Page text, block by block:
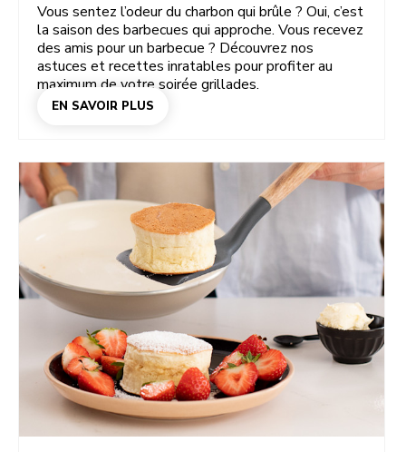
Vous sentez l’odeur du charbon qui brûle ? Oui, c’est
la saison des barbecues qui approche. Vous recevez
des amis pour un barbecue ? Découvrez nos
astuces et recettes inratables pour profiter au
maximum de votre soirée grillades.
EN SAVOIR PLUS